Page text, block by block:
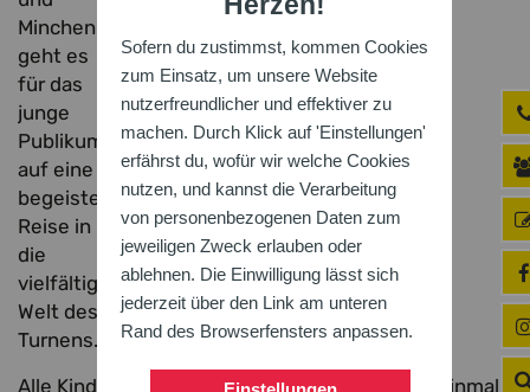
Sofern du zustimmst, kommen Cookies
zum Einsatz, um unsere Website
nutzerfreundlicher und effektiver zu
machen. Durch Klick auf 'Einstellungen'
erfährst du, wofür wir welche Cookies
nutzen, und kannst die Verarbeitung
von personenbezogenen Daten zum
jeweiligen Zweck erlauben oder
ablehnen. Die Einwilligung lässt sich
jederzeit über den Link am unteren
Rand des Browserfensters anpassen.
Minchen"
geht es
für das
junge
Publikum
auf eine
begeisternde
Reise in
die
vielfältige
Welt des
Turnens.
Alle Kindershowgruppen, die davon träumen, einmal